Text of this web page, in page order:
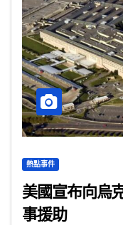
熱點事件
美國宣布向烏
事援助